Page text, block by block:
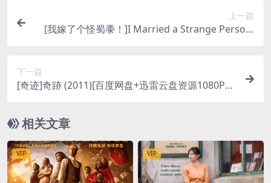
上一篇
[我嫁了个怪蜀黍！]I Married a Strange Person!
下一篇
[奇迹]奇跡 (2011)[百度网盘+迅雷云盘资源1080P超
相关文章
VIP VIP